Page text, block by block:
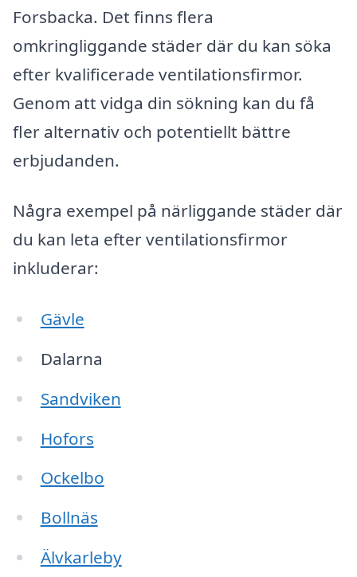
Forsbacka. Det finns flera
omkringliggande städer där du kan söka
efter kvalificerade ventilationsfirmor.
Genom att vidga din sökning kan du få
fler alternativ och potentiellt bättre
erbjudanden.
Några exempel på närliggande städer där
du kan leta efter ventilationsfirmor
inkluderar:
Gävle
Dalarna
Sandviken
Hofors
Ockelbo
Bollnäs
Älvkarleby